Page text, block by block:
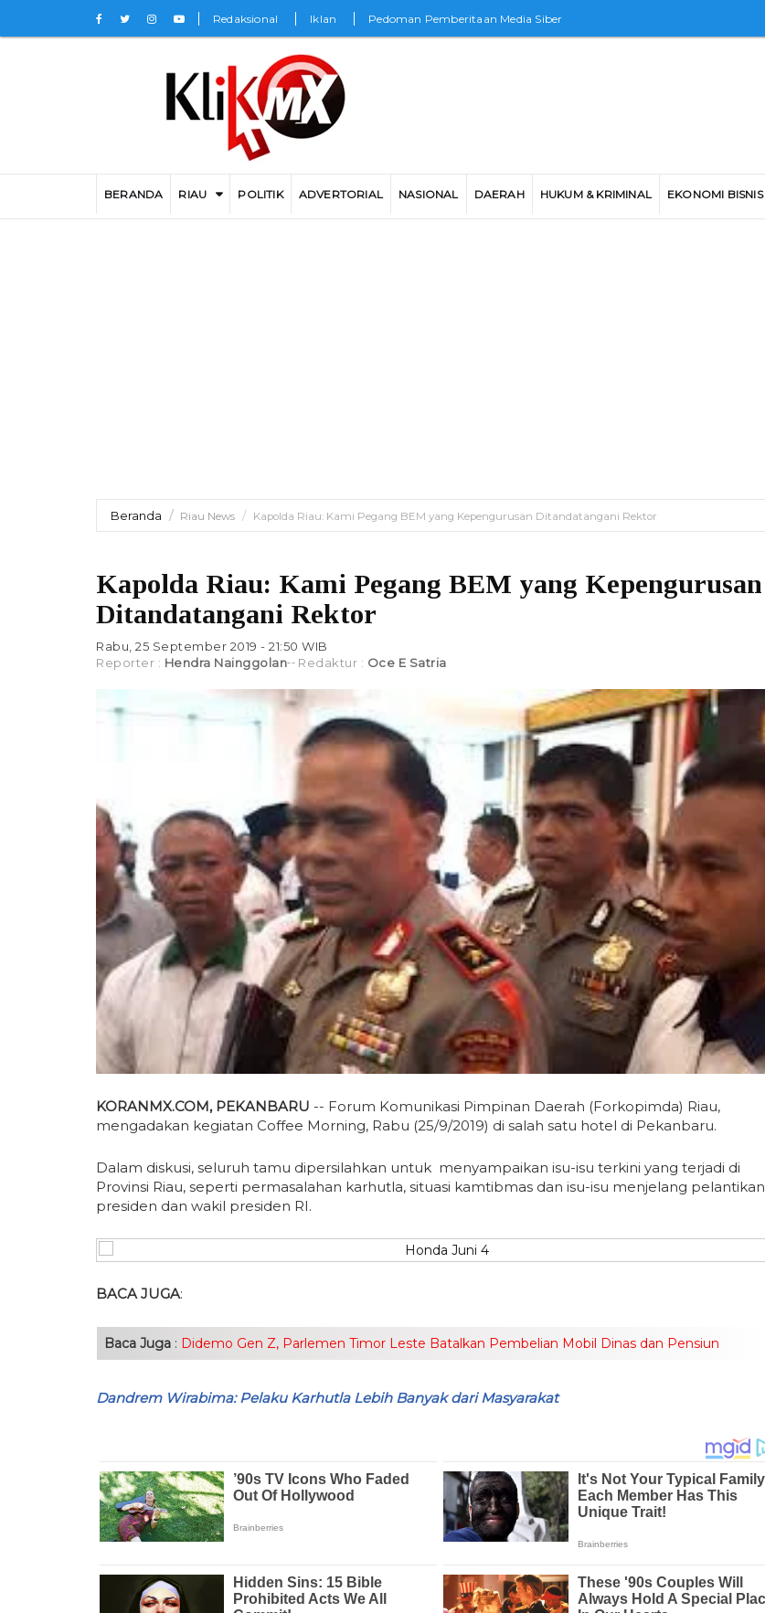
Redaksional Iklan Pedoman Pemberitaan Media Siber
BERANDA RIAU POLITIK ADVERTORIAL NASIONAL DAERAH HUKUM & KRIMINAL EKONOMI BISNIS
Beranda Riau News Kapolda Riau: Kami Pegang BEM yang Kepengurusan Ditandatangani Rektor
Kapolda Riau: Kami Pegang BEM yang Kepengurusan
Ditandatangani Rektor
Rabu, 25 September 2019 - 21:50 WIB
Reporter : Hendra Nainggolan Redaktur : Oce E Satria
KORANMX.COM, PEKANBARU -- Forum Komunikasi Pimpinan Daerah (Forkopimda) Riau,
mengadakan kegiatan Coffee Morning, Rabu (25/9/2019) di salah satu hotel di Pekanbaru.
Dalam diskusi, seluruh tamu dipersilahkan untuk menyampaikan isu-isu terkini yang terjadi di
Provinsi Riau, seperti permasalahan karhutla, situasi kamtibmas dan isu-isu menjelang pelantikan
presiden dan wakil presiden RI.
BACA JUGA:
Baca Juga : Didemo Gen Z, Parlemen Timor Leste Batalkan Pembelian Mobil Dinas dan Pensiun
Dandrem Wirabima: Pelaku Karhutla Lebih Banyak dari Masyarakat